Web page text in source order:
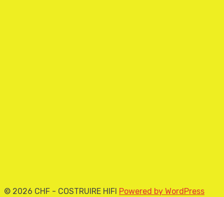
© 2026 CHF - COSTRUIRE HIFI Powered by WordPress